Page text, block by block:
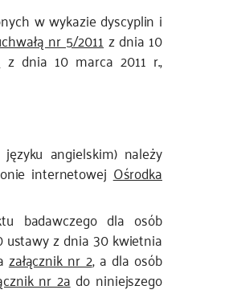
w wykazie dyscyplin i
nr 5/2011 z dnia 10
z dnia 10 marca 2011 r.,
angielskim) należy
internetowej Ośrodka
badawczego dla osób
ustawy z dnia 30 kwietnia
załącznik nr 2, a dla osób
nr 2a do niniejszego